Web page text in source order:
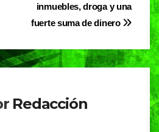
inmuebles, droga y una
fuerte suma de dinero
Redacción